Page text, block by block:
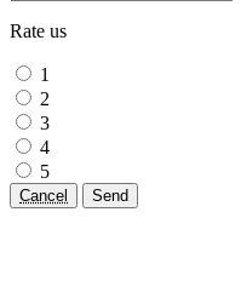
Rate us
1
2
3
4
5
Cancel Send